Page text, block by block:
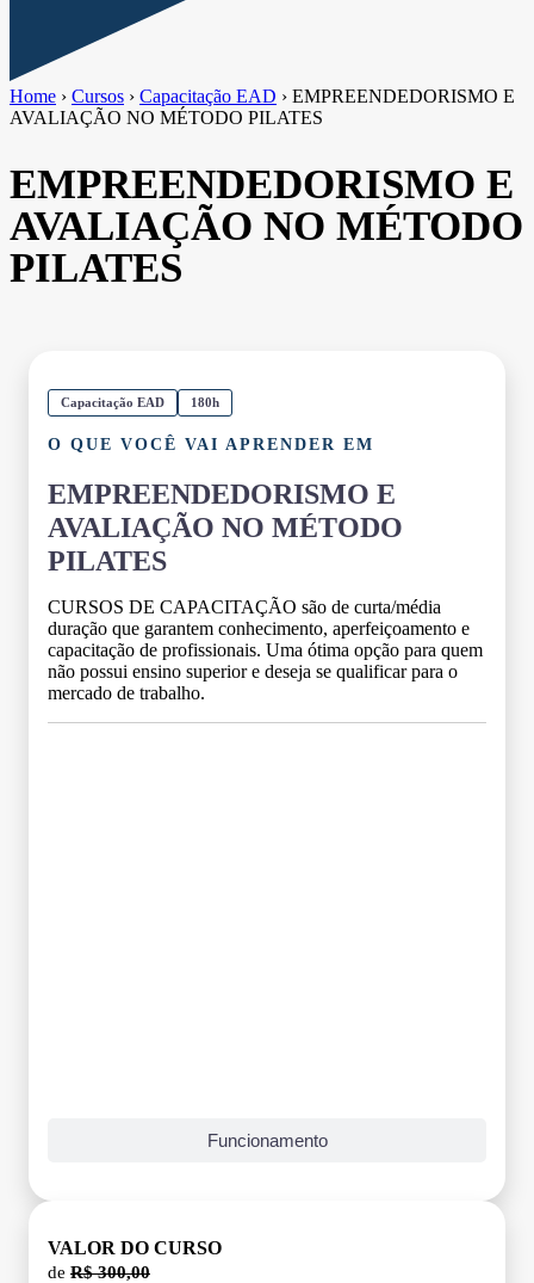
Home › Cursos › Capacitação EAD › EMPREENDEDORISMO E
AVALIAÇÃO NO MÉTODO PILATES
EMPREENDEDORISMO E
AVALIAÇÃO NO MÉTODO
PILATES
Capacitação EAD 180h
O QUE VOCÊ VAI APRENDER EM
EMPREENDEDORISMO E
AVALIAÇÃO NO MÉTODO
PILATES
CURSOS DE CAPACITAÇÃO são de curta/média
duração que garantem conhecimento, aperfeiçoamento e
capacitação de profissionais. Uma ótima opção para quem
não possui ensino superior e deseja se qualificar para o
mercado de trabalho.
Funcionamento
VALOR DO CURSO
de R$ 300,00